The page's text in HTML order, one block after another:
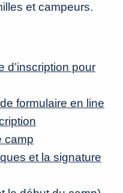
et campeurs.
d’inscription pour
formulaire en line
camp
et la signature